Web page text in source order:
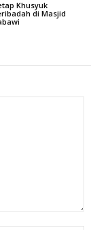
Khusyuk
di Masjid